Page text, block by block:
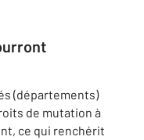
(départements)
de mutation à
ce qui renchérit